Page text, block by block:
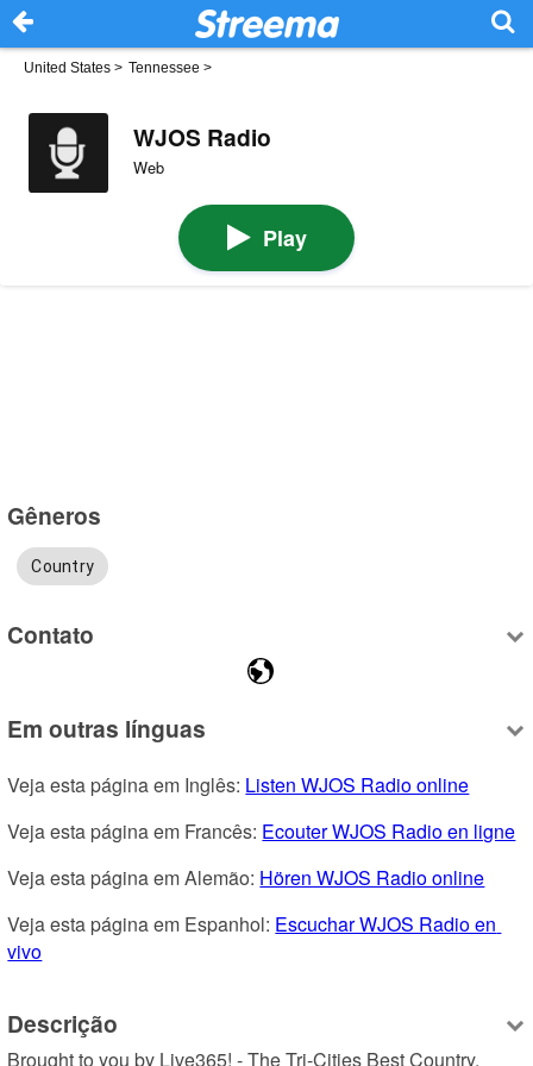
United States > Tennessee >
WJOS Radio
Web
Play
Gêneros
Country
Contato
Em outras línguas
Veja esta página em Inglês: Listen WJOS Radio online
Veja esta página em Francês: Ecouter WJOS Radio en ligne
Veja esta página em Alemão: Hören WJOS Radio online
Veja esta página em Espanhol: Escuchar WJOS Radio en
vivo
Descrição
Brought to you by Live365! - The Tri-Cities Best Country,